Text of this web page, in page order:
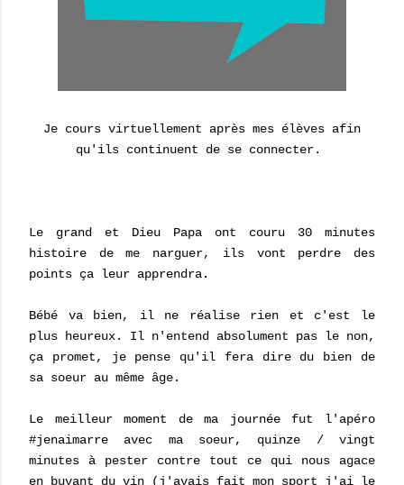
Je cours virtuellement après mes élèves afin
qu'ils continuent de se connecter.
Le grand et Dieu Papa ont couru 30 minutes
histoire de me narguer, ils vont perdre des
points ça leur apprendra.
Bébé va bien, il ne réalise rien et c'est le
plus heureux. Il n'entend absolument pas le non,
ça promet, je pense qu'il fera dire du bien de
sa soeur au même âge.
Le meilleur moment de ma journée fut l'apéro
#jenaimarre avec ma soeur, quinze / vingt
minutes à pester contre tout ce qui nous agace
en buvant du vin (j'avais fait mon sport j'ai le